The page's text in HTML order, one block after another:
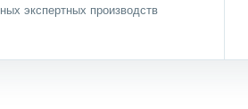
экспертных производств